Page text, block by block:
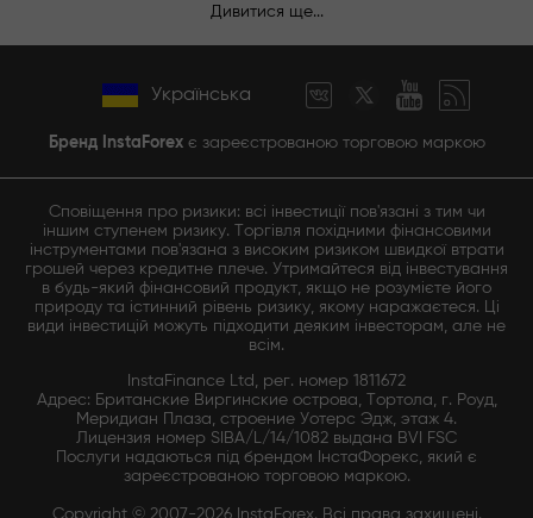
Дивитися ще...
Українська
Бренд InstaForexє зареєстрованою торговою маркою
Сповіщення про ризики: всі інвестиції пов'язані з тим чи
іншим ступенем ризику. Торгівля похідними фінансовими
інструментами пов'язана з високим ризиком швидкої втрати
грошей через кредитне плече. Утримайтеся від інвестування
в будь-який фінансовий продукт, якщо не розумієте його
природу та істинний рівень ризику, якому наражаєтеся. Ці
види інвестицій можуть підходити деяким інвесторам, але не
всім.
InstaFinance Ltd, рег. номер 1811672
Адрес: Британские Виргинские острова, Тортола, г. Роуд,
Меридиан Плаза, строение Уотерс Эдж, этаж 4.
Лицензия номер SIBA/L/14/1082 выдана BVI FSC
Послуги надаються під брендом ІнстаФорекс, який є
зареєстрованою торговою маркою.
Copyright © 2007-2026 InstaForex. Всі права захищені.